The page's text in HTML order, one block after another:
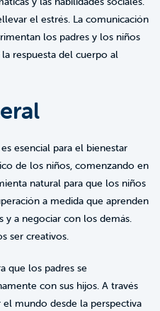
el estrés. La comunicación
los padres y los niños
respuesta del cuerpo al
esencial para el bienestar
de los niños, comenzando en
natural para que los niños
a medida que aprenden
y a negociar con los demás.
ser creativos.
que los padres se
con sus hijos. A través
mundo desde la perspectiva